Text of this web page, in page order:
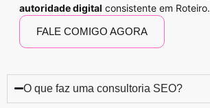
autoridade digital consistente em Roteiro.
FALE COMIGO AGORA
O que faz uma consultoria SEO?